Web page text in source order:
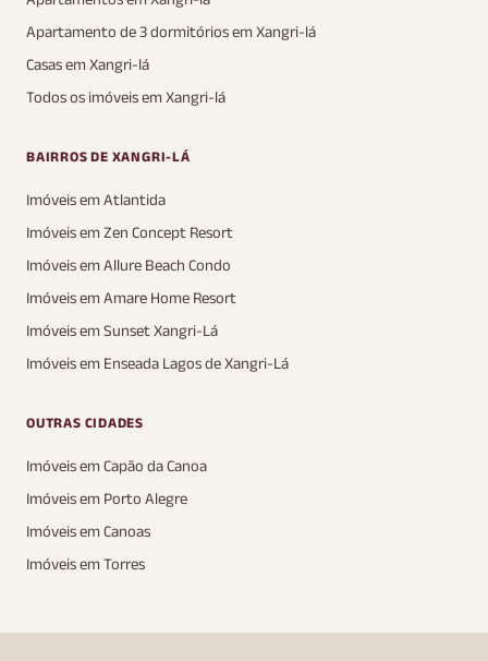
Apartamento de 3 dormitórios em Xangri-lá
Casas em Xangri-lá
Todos os imóveis em Xangri-lá
BAIRROS DE XANGRI-LÁ
Imóveis em Atlantida
Imóveis em Zen Concept Resort
Imóveis em Allure Beach Condo
Imóveis em Amare Home Resort
Imóveis em Sunset Xangri-Lá
Imóveis em Enseada Lagos de Xangri-Lá
OUTRAS CIDADES
Imóveis em Capão da Canoa
Imóveis em Porto Alegre
Imóveis em Canoas
Imóveis em Torres